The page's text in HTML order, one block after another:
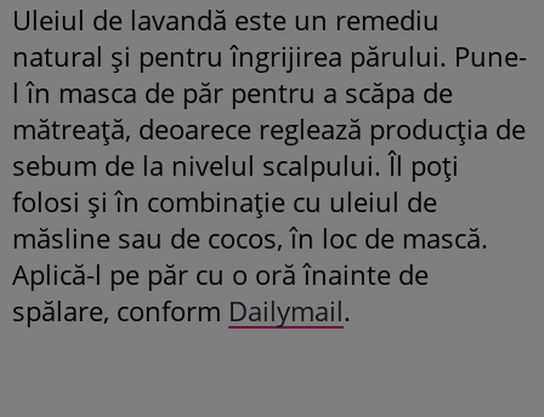
Uleiul de lavandă este un remediu
natural și pentru îngrijirea părului. Pune-
l în masca de păr pentru a scăpa de
mătreață, deoarece reglează producția de
sebum de la nivelul scalpului. Îl poți
folosi și în combinație cu uleiul de
măsline sau de cocos, în loc de mască.
Aplică-l pe păr cu o oră înainte de
spălare, conform Dailymail.